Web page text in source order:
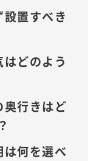
置すべき
どのよう
行きはど
何を選べ